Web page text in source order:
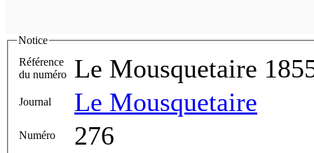
Notice
Référence
du numéro
Le Mousquetaire
Journal Le Mousquetaire
Numéro 276